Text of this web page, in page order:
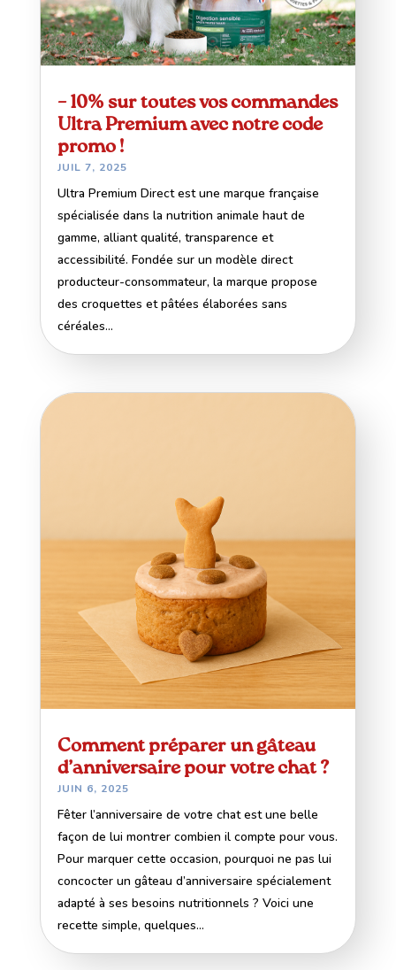
– 10% sur toutes vos commandes
Ultra Premium avec notre code
promo !
JUIL 7, 2025
Ultra Premium Direct est une marque française
spécialisée dans la nutrition animale haut de
gamme, alliant qualité, transparence et
accessibilité. Fondée sur un modèle direct
producteur-consommateur, la marque propose
des croquettes et pâtées élaborées sans
céréales...
Comment préparer un gâteau
d’anniversaire pour votre chat ?
JUIN 6, 2025
Fêter l’anniversaire de votre chat est une belle
façon de lui montrer combien il compte pour vous.
Pour marquer cette occasion, pourquoi ne pas lui
concocter un gâteau d’anniversaire spécialement
adapté à ses besoins nutritionnels ? Voici une
recette simple, quelques...